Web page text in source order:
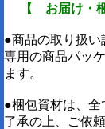
【 お届け・
●商品の取り扱い
専用の商品パッ
ます。
●梱包資材は、
了承の上、ご依